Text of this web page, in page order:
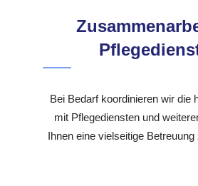
Bei Bedarf koordinieren wir die
mit Pflegediensten und
Ihnen eine vielseitige